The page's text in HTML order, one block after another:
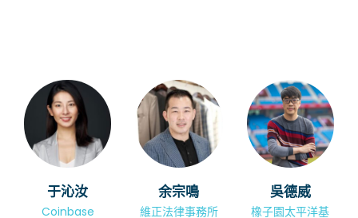
于沁汝
Coinbase
余宗鳴
維正法律事務所
吳德威
橡子園太平洋基